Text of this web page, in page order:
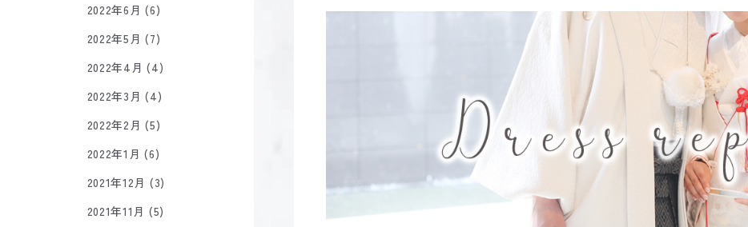
2022年6月 (6)
2022年5月 (7)
2022年4月 (4)
2022年3月 (4)
2022年2月 (5)
2022年1月 (6)
2021年12月 (3)
2021年11月 (5)